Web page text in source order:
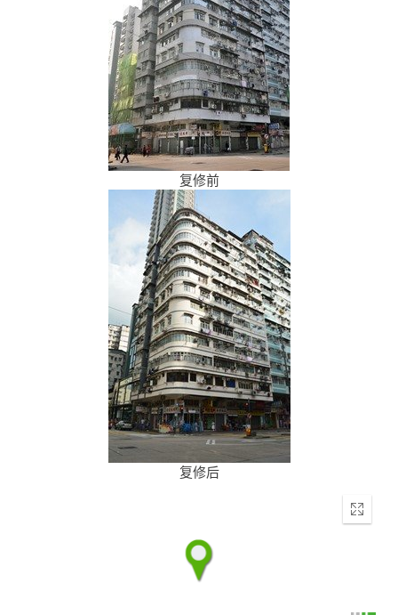
复修前
复修后
Enter